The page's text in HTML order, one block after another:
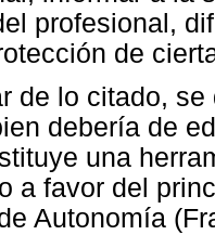
profesional,
de
de lo citado,
debería de
una
a favor del
Autonomía